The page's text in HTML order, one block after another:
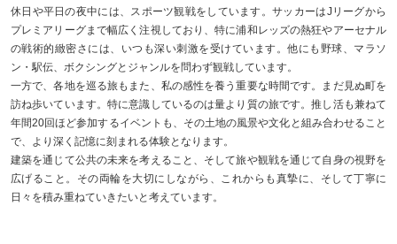
休日や平日の夜中には、スポーツ観戦をしています。サッカーはJリーグから
プレミアリーグまで幅広く注視しており、特に浦和レッズの熱狂やアーセナル
の戦術的緻密さには、いつも深い刺激を受けています。他にも野球、マラソ
ン・駅伝、ボクシングとジャンルを問わず観戦しています。
一方で、各地を巡る旅もまた、私の感性を養う重要な時間です。まだ見ぬ町を
訪ね歩いています。特に意識しているのは量より質の旅です。推し活も兼ねて
年間20回ほど参加するイベントも、その土地の風景や文化と組み合わせること
で、より深く記憶に刻まれる体験となります。
建築を通じて公共の未来を考えること、そして旅や観戦を通じて自身の視野を
広げること。その両輪を大切にしながら、これからも真摯に、そして丁寧に
日々を積み重ねていきたいと考えています。